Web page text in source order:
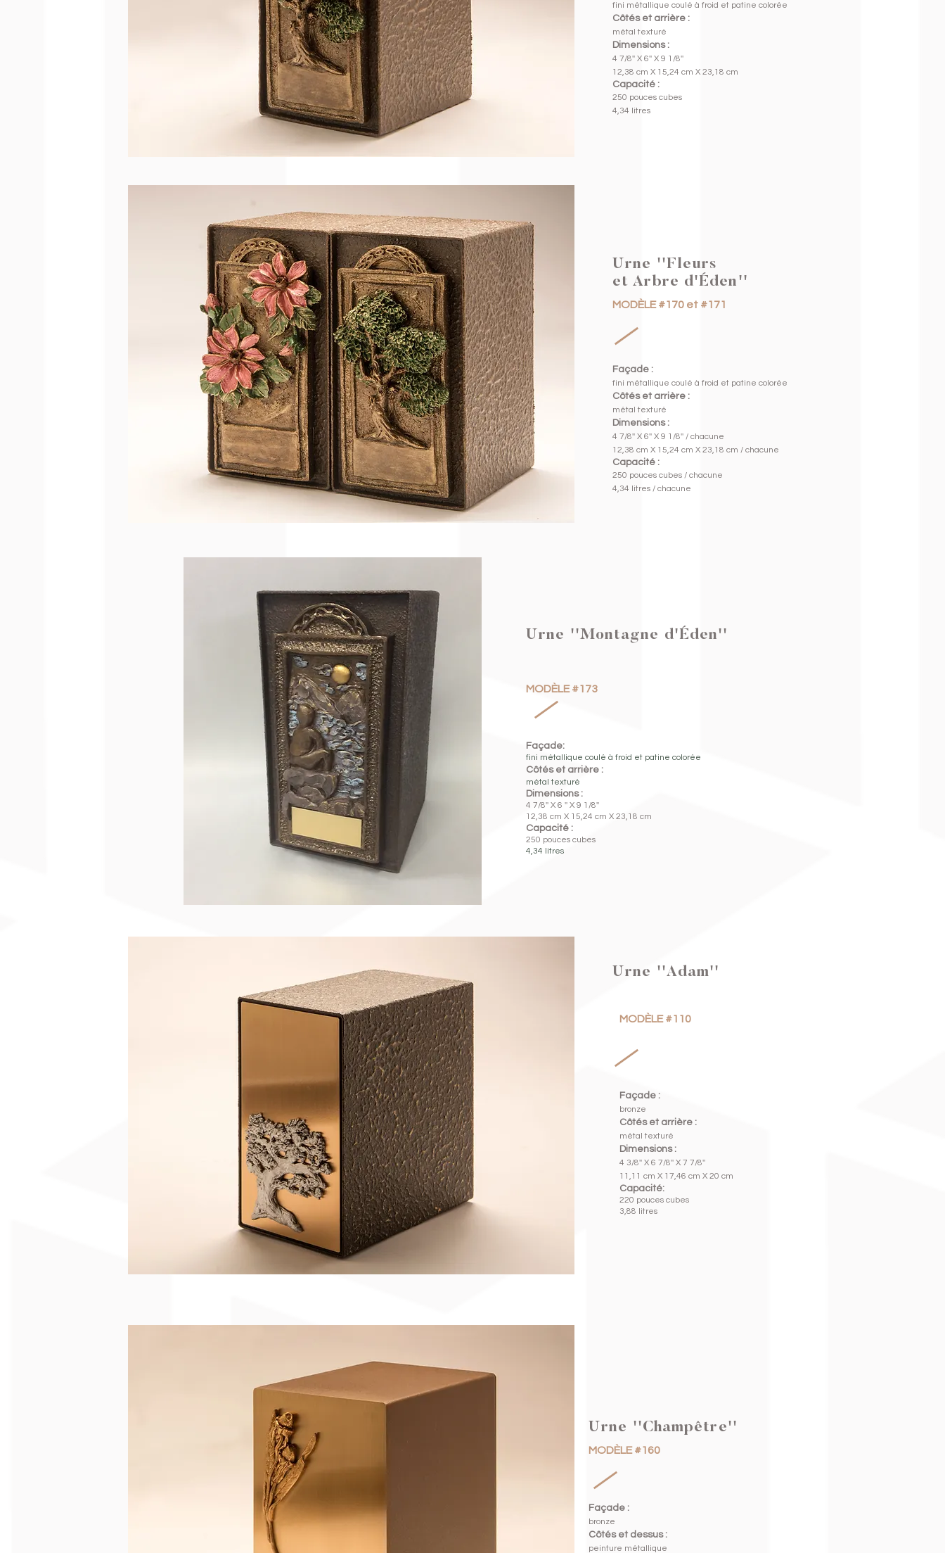
fini métallique coulé à froid et patine colorée
Côtés et arrière :
métal texturé
Dimensions :
4 7/8'' X 6'' X 9 1/8''
12,38 cm X 15,24 cm X 23,18 cm
Capacité :
250 pouces cubes
4,34 litres
Façade :
fini métallique coulé à froid et patine colorée
Côtés et arrière :
métal texturé
Dimensions :
4 7/8'' X 6'' X 9 1/8'' / chacune
12,38 cm X 15,24 cm X 23,18 cm / chacune
Capacité :
250 pouces cubes / chacune
4,34 litres / chacune
MODÈLE #170 et #171
Urne ''Fleurs
et Arbre d'Éden''
Urne ''Montagne d'Éden''
MODÈLE #173
Façade:
fini métallique coulé à froid et patine colorée
Côtés et arrière :
métal texturé
Dimensions :
4 7/8'' X 6 '' X 9 1/8''
12,38 cm X 15,24 cm X 23,18 cm
Capacité :
250 pouces cubes
4,34 litres
Urne ''Adam''
MODÈLE #110
Façade :
bronze
Côtés et arrière :
métal texturé
Dimensions :
4 3/8'' X 6 7/8'' X 7 7/8''
11,11 cm X 17,46 cm X 20 cm
Capacité:
220 pouces cubes
3,88 litres
Urne ''Champêtre''
MODÈLE #160
Façade :
bronze
Côtés et dessus :
peinture métallique